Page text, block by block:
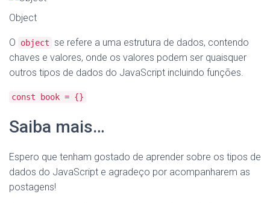
Object
O object se refere a uma estrutura de dados, contendo
chaves e valores, onde os valores podem ser quaisquer
outros tipos de dados do JavaScript incluindo funções.
const book = {}
Saiba mais…
Espero que tenham gostado de aprender sobre os tipos de
dados do JavaScript e agradeço por acompanharem as
postagens!